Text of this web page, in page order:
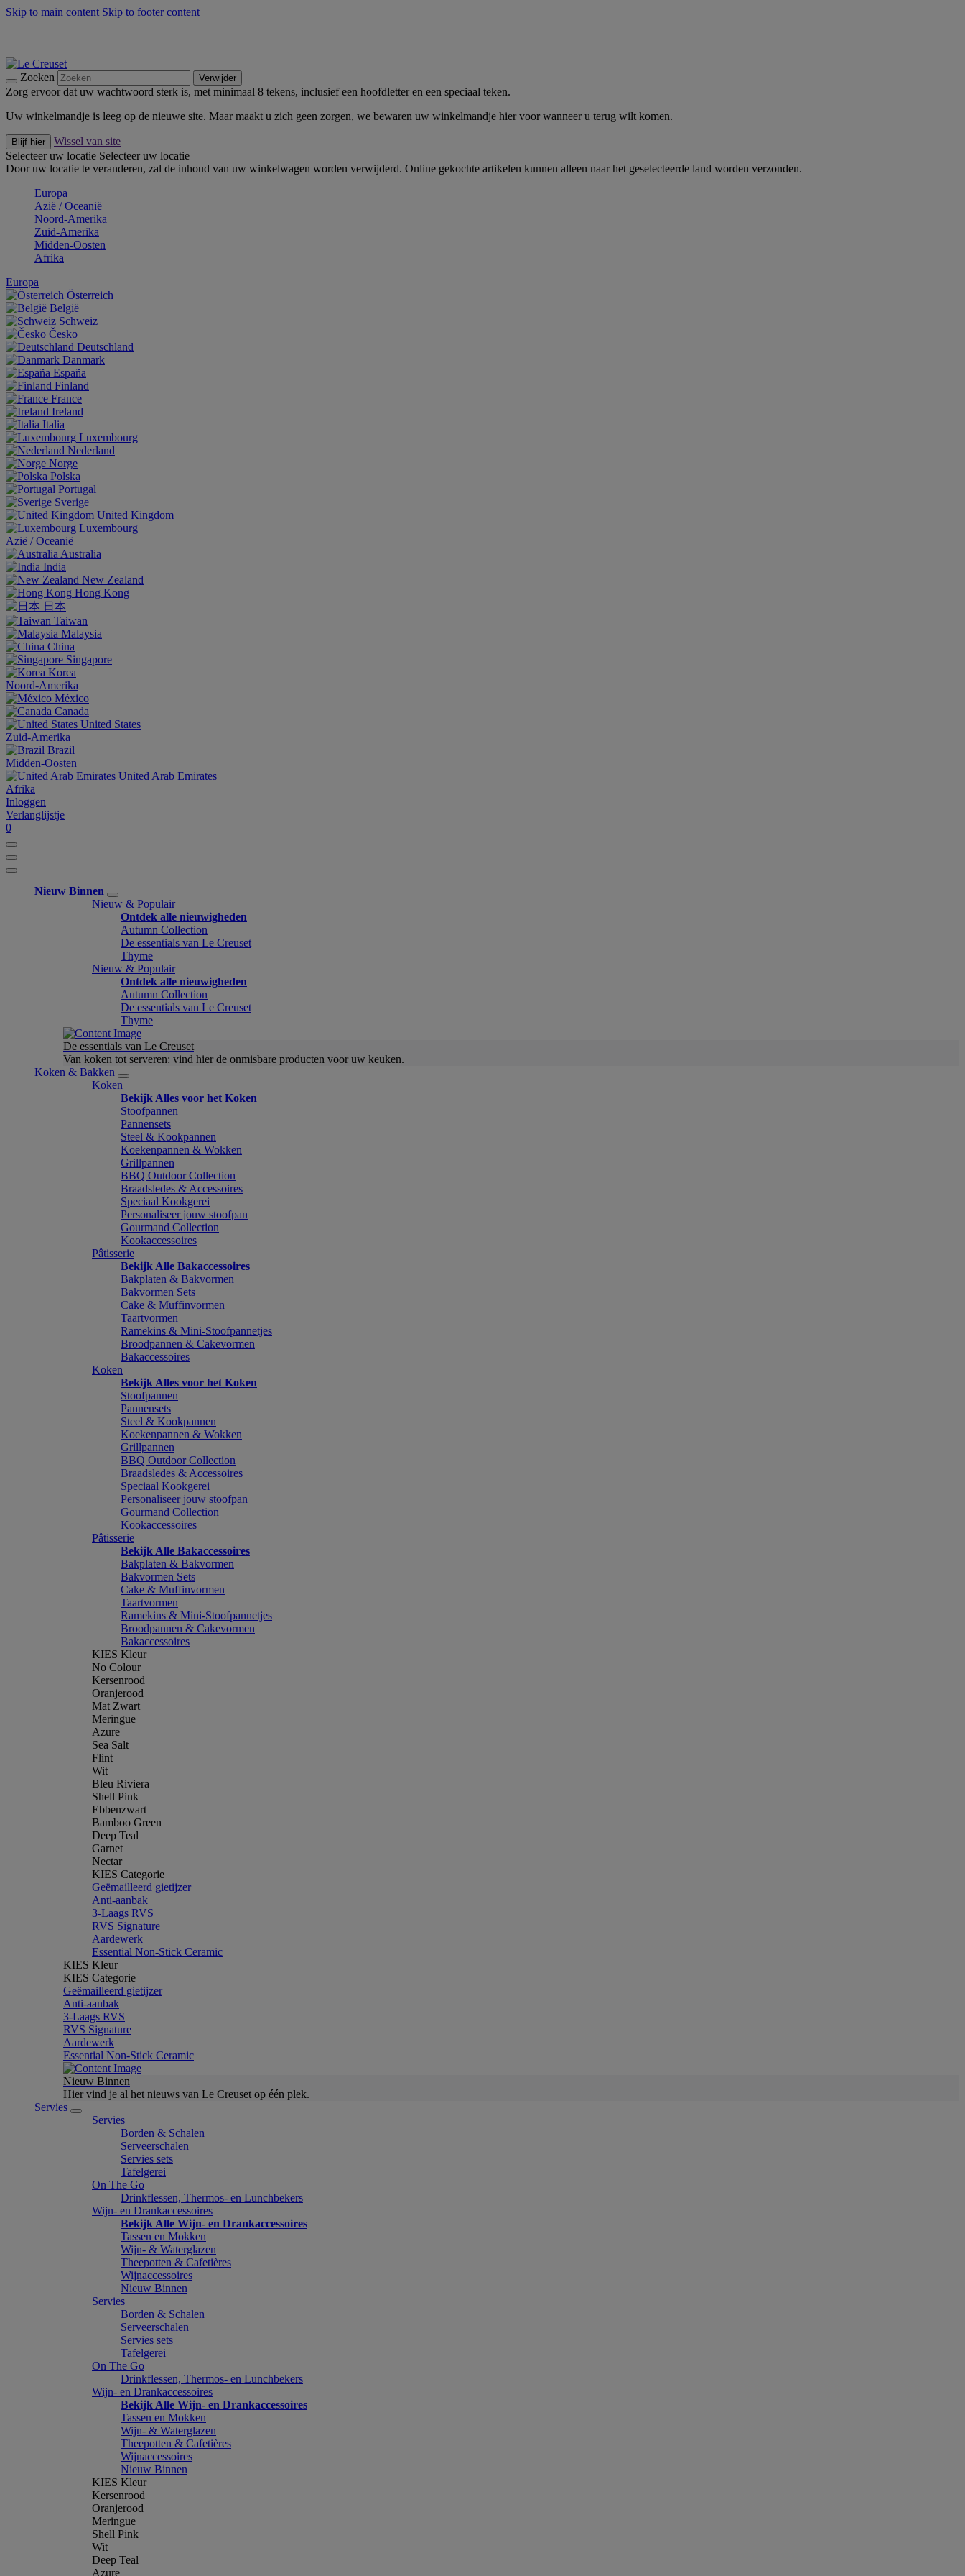
Skip to main content Skip to footer content
Zoeken Verwijder
Zorg ervoor dat uw wachtwoord sterk is, met minimaal 8 tekens, inclusief een hoofdletter en een speciaal teken.
Uw winkelmandje is leeg op de nieuwe site. Maar maakt u zich geen zorgen, we bewaren uw winkelmandje hier voor wanneer u terug wilt komen.
Blijf hier
Wissel van site
Selecteer uw locatie Selecteer uw locatie
Door uw locatie te veranderen, zal de inhoud van uw winkelwagen worden verwijderd. Online gekochte artikelen kunnen alleen naar het geselecteerde land worden verzonden.
Europa
Aziё / Oceaniё
Noord-Amerika
Zuid-Amerika
Midden-Oosten
Afrika
Europa
Österreich
België
Schweiz
Česko
Deutschland
Danmark
España
Finland
France
Ireland
Italia
Luxembourg
Nederland
Norge
Polska
Portugal
Sverige
United Kingdom
Luxembourg
Aziё / Oceaniё
Australia
India
New Zealand
Hong Kong
日本
Taiwan
Malaysia
China
Singapore
Korea
Noord-Amerika
México
Canada
United States
Zuid-Amerika
Brazil
Midden-Oosten
United Arab Emirates
Afrika
Inloggen
Verlanglijstje
0
Nieuw Binnen
Nieuw & Populair
Ontdek alle nieuwigheden
Autumn Collection
De essentials van Le Creuset
Thyme
Nieuw & Populair
Ontdek alle nieuwigheden
Autumn Collection
De essentials van Le Creuset
Thyme
De essentials van Le Creuset
Van koken tot serveren: vind hier de onmisbare producten voor uw keuken.
Koken & Bakken
Koken
Bekijk Alles voor het Koken
Stoofpannen
Pannensets
Steel & Kookpannen
Koekenpannen & Wokken
Grillpannen
BBQ Outdoor Collection
Braadsledes & Accessoires
Speciaal Kookgerei
Personaliseer jouw stoofpan
Gourmand Collection
Kookaccessoires
Pâtisserie
Bekijk Alle Bakaccessoires
Bakplaten & Bakvormen
Bakvormen Sets
Cake & Muffinvormen
Taartvormen
Ramekins & Mini-Stoofpannetjes
Broodpannen & Cakevormen
Bakaccessoires
Koken
Bekijk Alles voor het Koken
Stoofpannen
Pannensets
Steel & Kookpannen
Koekenpannen & Wokken
Grillpannen
BBQ Outdoor Collection
Braadsledes & Accessoires
Speciaal Kookgerei
Personaliseer jouw stoofpan
Gourmand Collection
Kookaccessoires
Pâtisserie
Bekijk Alle Bakaccessoires
Bakplaten & Bakvormen
Bakvormen Sets
Cake & Muffinvormen
Taartvormen
Ramekins & Mini-Stoofpannetjes
Broodpannen & Cakevormen
Bakaccessoires
KIES Kleur
No Colour
Kersenrood
Oranjerood
Mat Zwart
Meringue
Azure
Sea Salt
Flint
Wit
Bleu Riviera
Shell Pink
Ebbenzwart
Bamboo Green
Deep Teal
Garnet
Nectar
KIES Categorie
Geëmailleerd gietijzer
Anti-aanbak
3-Laags RVS
RVS Signature
Aardewerk
Essential Non-Stick Ceramic
KIES Kleur
KIES Categorie
Geëmailleerd gietijzer
Anti-aanbak
3-Laags RVS
RVS Signature
Aardewerk
Essential Non-Stick Ceramic
Nieuw Binnen
Hier vind je al het nieuws van Le Creuset op één plek.
Servies
Servies
Borden & Schalen
Serveerschalen
Servies sets
Tafelgerei
On The Go
Drinkflessen, Thermos- en Lunchbekers
Wijn- en Drankaccessoires
Bekijk Alle Wijn- en Drankaccessoires
Tassen en Mokken
Wijn- & Waterglazen
Theepotten & Cafetières
Wijnaccessoires
Nieuw Binnen
Servies
Borden & Schalen
Serveerschalen
Servies sets
Tafelgerei
On The Go
Drinkflessen, Thermos- en Lunchbekers
Wijn- en Drankaccessoires
Bekijk Alle Wijn- en Drankaccessoires
Tassen en Mokken
Wijn- & Waterglazen
Theepotten & Cafetières
Wijnaccessoires
Nieuw Binnen
KIES Kleur
Kersenrood
Oranjerood
Meringue
Shell Pink
Wit
Deep Teal
Azure